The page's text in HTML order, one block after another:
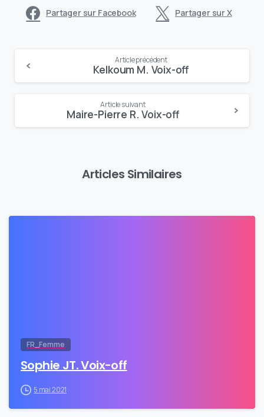
Partager sur Facebook Partager sur X
Reading
Article précédent
Kelkoum M. Voix-off
Article suivant
Maire-Pierre R. Voix-off
Articles Similaires
FR_Femme
Sophie JT. Voix-off
5 mai 2021